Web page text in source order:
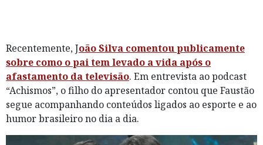
Recentemente, João Silva comentou publicamente
sobre como o pai tem levado a vida após o
afastamento da televisão. Em entrevista ao podcast
“Achismos”, o filho do apresentador contou que Faustão
segue acompanhando conteúdos ligados ao esporte e ao
humor brasileiro no dia a dia.